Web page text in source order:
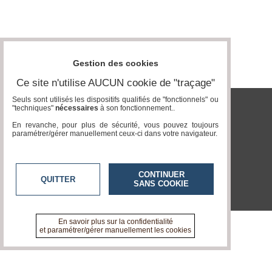
Médias
Blogs
Inscription
annuaire
pro
tvlocale.fr
Gestion des cookies
Ce site n'utilise AUCUN cookie de "traçage"
Seuls sont utilisés les dispositifs qualifiés de "fonctionnels" ou
"techniques" nécessaires à son fonctionnement..
En revanche, pour plus de sécurité, vous pouvez toujours
paramétrer/gérer manuellement ceux-ci dans votre navigateur.
QUITTER
CONTINUER
SANS COOKIE
En savoir plus sur la confidentialité
et paramétrer/gérer manuellement les cookies